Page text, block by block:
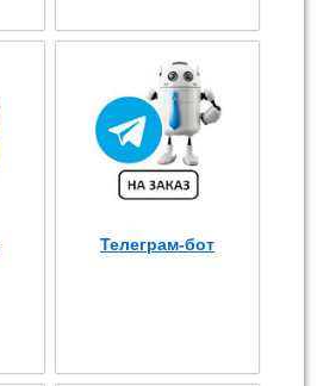
Телеграм-бот